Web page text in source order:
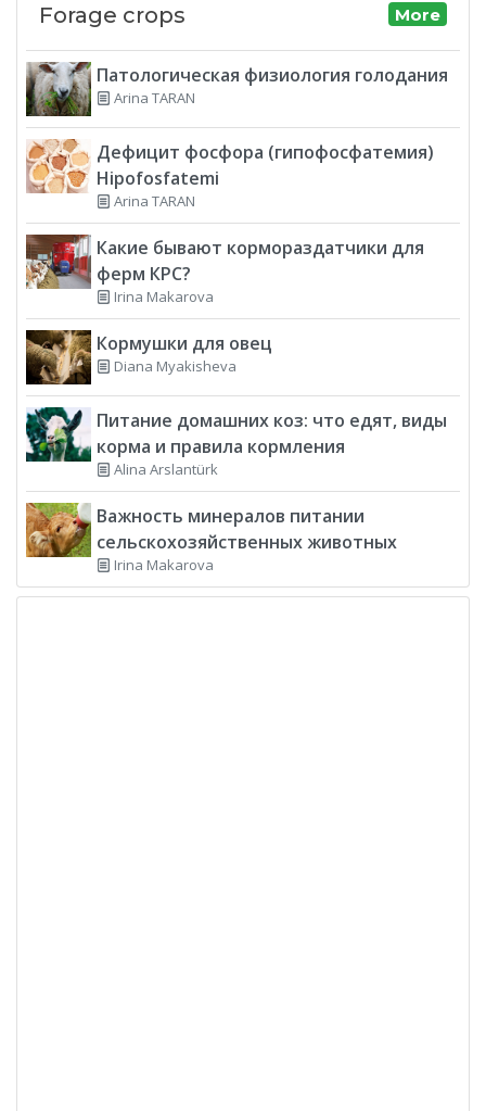
Forage crops More
Патологическая физиология голодания
Arina TARAN
Дефицит фосфора (гипофосфатемия)
Hipofosfatemi
Arina TARAN
Какие бывают кормораздатчики для
ферм КРС?
Irina Makarova
Кормушки для овец
Diana Myakisheva
Питание домашних коз: что едят, виды
корма и правила кормления
Alina Arslantürk
Важность минералов питании
сельскохозяйственных животных
Irina Makarova